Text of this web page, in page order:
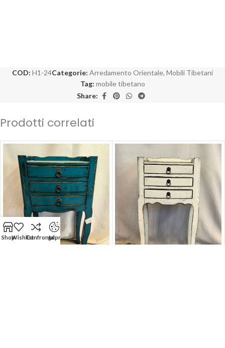
COD: H1-24Categorie: Arredamento Orientale, Mobili Tibetani
Tag: mobile tibetano
Share:
Prodotti correlati
ShopWishlistConfrontagdpr